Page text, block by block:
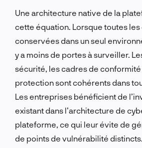
Une architecture native de la
cette équation. Lorsque toutes
conservées dans un seul
y a moins de portes à surveiller.
sécurité, les cadres de
protection sont cohérents dans
Les entreprises bénéficient de
existant dans l’architecture de
plateforme, ce qui leur évite de
de points de vulnérabilité distincts.